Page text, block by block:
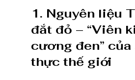
1. Nguyên liệu
đắt đỏ – “Viên
cương đen” của
thực thế giới